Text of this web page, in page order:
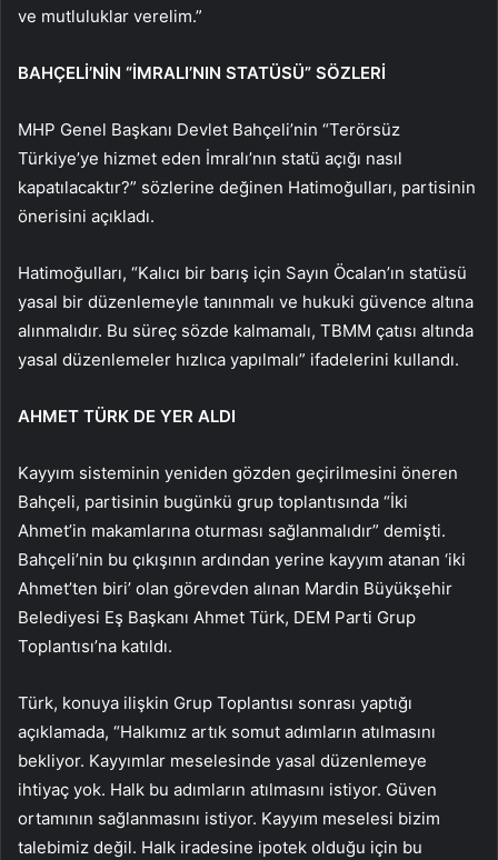
ve mutluluklar verelim.”
BAHÇELİ’NİN “İMRALI’NIN STATÜSÜ” SÖZLERİ
MHP Genel Başkanı Devlet Bahçeli’nin “Terörsüz
Türkiye’ye hizmet eden İmralı’nın statü açığı nasıl
kapatılacaktır?” sözlerine değinen Hatimoğulları, partisinin
önerisini açıkladı.
Hatimoğulları, “Kalıcı bir barış için Sayın Öcalan’ın statüsü
yasal bir düzenlemeyle tanınmalı ve hukuki güvence altına
alınmalıdır. Bu süreç sözde kalmamalı, TBMM çatısı altında
yasal düzenlemeler hızlıca yapılmalı” ifadelerini kullandı.
AHMET TÜRK DE YER ALDI
Kayyım sisteminin yeniden gözden geçirilmesini öneren
Bahçeli, partisinin bugünkü grup toplantısında “İki
Ahmet’in makamlarına oturması sağlanmalıdır” demişti.
Bahçeli’nin bu çıkışının ardından yerine kayyım atanan ‘iki
Ahmet’ten biri’ olan görevden alınan Mardin Büyükşehir
Belediyesi Eş Başkanı Ahmet Türk, DEM Parti Grup
Toplantısı’na katıldı.
Türk, konuya ilişkin Grup Toplantısı sonrası yaptığı
açıklamada, “Halkımız artık somut adımların atılmasını
bekliyor. Kayyımlar meselesinde yasal düzenlemeye
ihtiyaç yok. Halk bu adımların atılmasını istiyor. Güven
ortamının sağlanmasını istiyor. Kayyım meselesi bizim
talebimiz değil. Halk iradesine ipotek olduğu için bu